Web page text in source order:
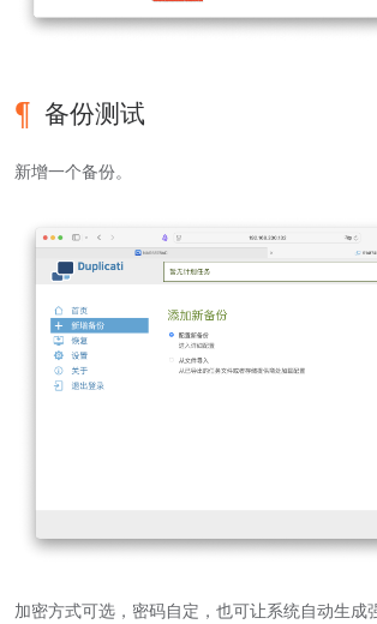
备份测试
新增一个备份。
加密方式可选，密码自定，也可让系统自动生成